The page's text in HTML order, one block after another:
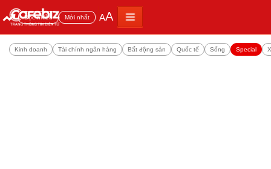
Đọc nhiều Mới nhất AA
Kinh doanh Tài chính ngân hàng Bất động sản Quốc tế Sống Special